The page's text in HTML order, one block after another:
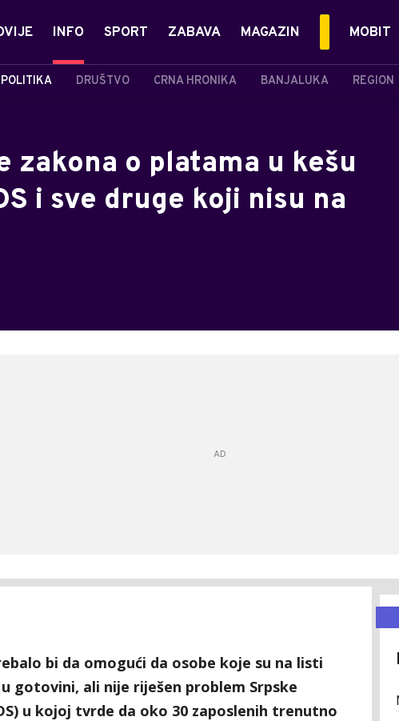
INFO
POLITIKA DRUŠTVO CRNA HRONIKA BANJALUKA REGION
SPORT ZABAVA MAGAZIN MOBIT
zakona o platama u kešu
i sve druge koji nisu na
bi da omogući da osobe koje su na listi
gotovini, ali nije riješen problem Srpske
u kojoj tvrde da oko 30 zaposlenih trenutno